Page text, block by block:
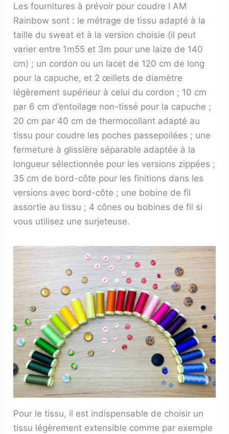
Les fournitures à prévoir pour coudre I AM
Rainbow sont : le métrage de tissu adapté à la
taille du sweat et à la version choisie (il peut
varier entre 1m55 et 3m pour une laize de 140
cm) ; un cordon ou un lacet de 120 cm de long
pour la capuche, et 2 œillets de diamètre
légèrement supérieur à celui du cordon ; 10 cm
par 6 cm d’entoilage non-tissé pour la capuche ;
20 cm par 40 cm de thermocollant adapté au
tissu pour coudre les poches passepoilées ; une
fermeture à glissière séparable adaptée à la
longueur sélectionnée pour les versions zippées ;
35 cm de bord-côte pour les finitions dans les
versions avec bord-côte ; une bobine de fil
assortie au tissu ; 4 cônes ou bobines de fil si
vous utilisez une surjeteuse.
Pour le tissu, il est indispensable de choisir un
tissu légèrement extensible comme par exemple